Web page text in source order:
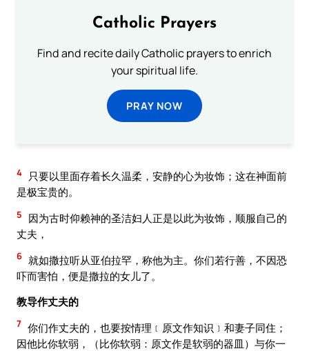
Catholic Prayers
Find and recite daily Catholic prayers to enrich
your spiritual life.
PRAY NOW
4
只要以里面存着长久温柔，安静的心为妆饰；这在神面前
是极宝贵的。
5
因为古时仰赖神的圣洁妇人正是以此为妆饰，顺服自己的
丈夫，
6 就如撒拉听从亚伯拉罕，称他为主。你们若行善，不因恐
吓而害怕，便是撒拉的女儿了。
教导作丈夫的
7 你们作丈夫的，也要按情理﹝原文作知识﹞和妻子同住；
因他比你软弱，（比你软弱：原文作是软弱的器皿）与你一